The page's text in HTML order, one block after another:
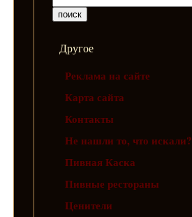
Другое
Реклама на сайте
Карта сайта
Контакты
Не нашли то, что искали?
Пивная Каска
Пивные рестораны
Ценители